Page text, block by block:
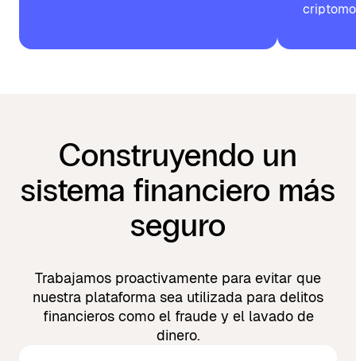
Construyendo un
sistema financiero más
seguro
Trabajamos proactivamente para evitar que
nuestra plataforma sea utilizada para delitos
financieros como el fraude y el lavado de
dinero.